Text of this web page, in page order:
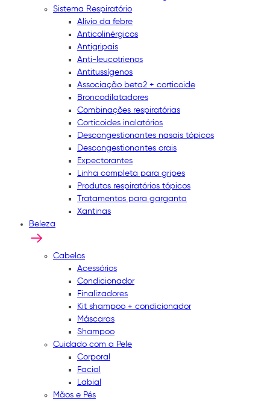
Sistema Respiratório
Alívio da febre
Anticolinérgicos
Antigripais
Anti-leucotrienos
Antitussígenos
Associação beta2 + corticoide
Broncodilatadores
Combinações respiratórias
Corticoides inalatórios
Descongestionantes nasais tópicos
Descongestionantes orais
Expectorantes
Linha completa para gripes
Produtos respiratórios tópicos
Tratamentos para garganta
Xantinas
Beleza
Cabelos
Acessórios
Condicionador
Finalizadores
Kit shampoo + condicionador
Máscaras
Shampoo
Cuidado com a Pele
Corporal
Facial
Labial
Mãos e Pés